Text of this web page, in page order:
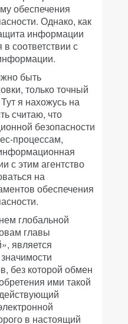
обеспечения
Однако, как
информации
соответствии с
быть
только точный
я нахожусь на
считаю, что
безопасности
процессам,
с этим агентство
на
обеспечения
глобальной
главы
является
без которой обмен
ими такой
в настоящий